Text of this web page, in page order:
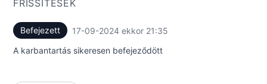
FRISSÍTÉSEK
Befejezett 17-09-2024 ekkor 21:35
A karbantartás sikeresen befejeződött